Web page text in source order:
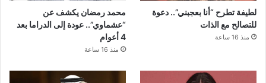
لطيفة تطرح “أنا بعجبني”.. دعوة
للتصالح مع الذات
منذ 16 ساعة
محمد رمضان يكشف عن
“عشماوي”.. عودة إلى الدراما بعد
4 أعوام
منذ 16 ساعة